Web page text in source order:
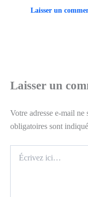
Laisser un
Laisser un
Votre adresse e-mail ne
obligatoires sont
ici…